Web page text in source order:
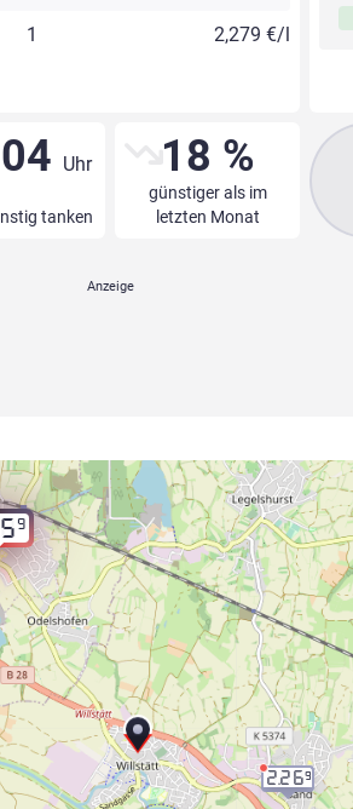
1 2,279 €/l
Uhr
tanken
18 %
günstiger als im
letzten Monat
9
2.269